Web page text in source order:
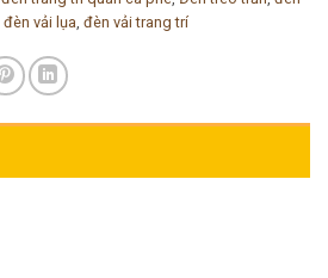
đèn vải lụa đèn vải trang trí